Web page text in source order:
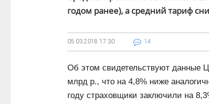
годом ранее), а средний тариф
05.03.2018 17:30 14
Об этом свидетельствуют данные
млрд р., что на 4,8% ниже
году страховщики заключили на